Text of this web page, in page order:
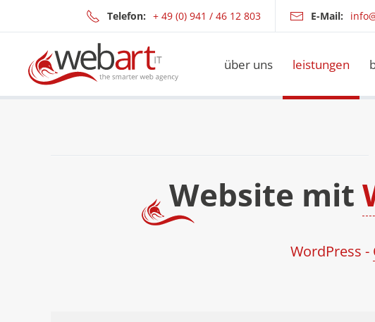
Zum Hauptinhalt springen
Telefon: + 49 (0) 941 / 46 12 803 E-Mail:
über uns leistungen
Website mit
WordPress -